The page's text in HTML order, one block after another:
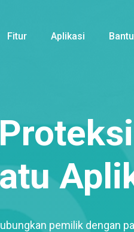
Fitur Aplikasi
pemilik dengan